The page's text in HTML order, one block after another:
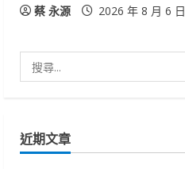
蔡 永源 2026 年 8 月 6 日
尋
字:
近期文章